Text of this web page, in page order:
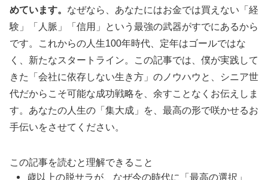
めています。 なぜなら、あなたにはお金では買えない「経
験」「人脈」「信用」という最強の武器がすでにあるから
です。これからの人生100年時代、定年はゴールではな
く、新たなスタートライン。この記事では、僕が実践して
きた「会社に依存しない生き方」のノウハウと、シニア世
代だからこそ可能な成功戦略を、余すことなくお伝えしま
す。あなたの人生の「集大成」を、最高の形で咲かせるお
手伝いをさせてください。
この記事を読むと理解できること
60歳以上の脱サラが、なぜ今の時代に「最高の選択」